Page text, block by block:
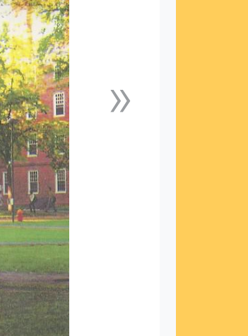
»下一張